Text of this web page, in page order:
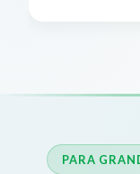
PARA